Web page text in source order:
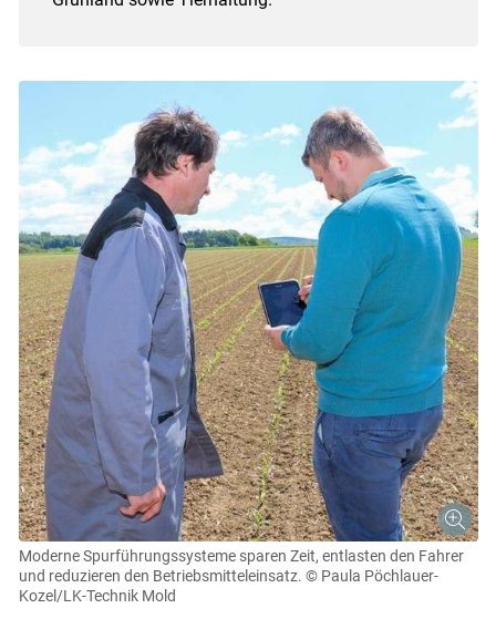
Moderne Spurführungssysteme sparen Zeit, entlasten den Fahrer
und reduzieren den Betriebsmitteleinsatz. © Paula Pöchlauer-
Kozel/LK-Technik Mold